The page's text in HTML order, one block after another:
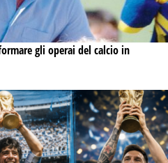
gli operai del calcio in